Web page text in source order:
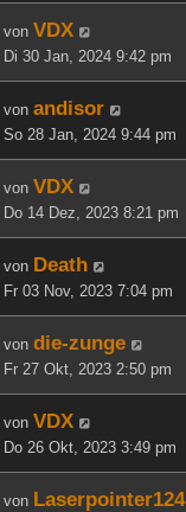
von VDX
Di 30 Jan, 2024 9:42 pm
von andisor
So 28 Jan, 2024 9:44 pm
von VDX
Do 14 Dez, 2023 8:21 pm
von Death
Fr 03 Nov, 2023 7:04 pm
von die-zunge
Fr 27 Okt, 2023 2:50 pm
von VDX
Do 26 Okt, 2023 3:49 pm
von Laserpointer124